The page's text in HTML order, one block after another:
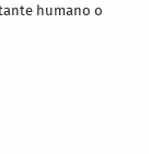
humano o